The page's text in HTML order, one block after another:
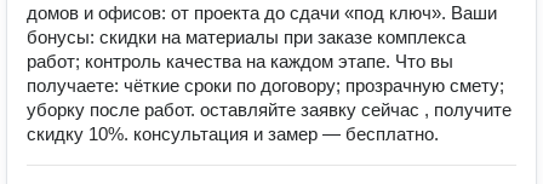
домов и офисов: от проекта до сдачи «под ключ». Ваши
бонусы: скидки на материалы при заказе комплекса
работ; контроль качества на каждом этапе. Что вы
получаете: чёткие сроки по договору; прозрачную смету;
уборку после работ. оставляйте заявку сейчас , получите
скидку 10%. консультация и замер — бесплатно.